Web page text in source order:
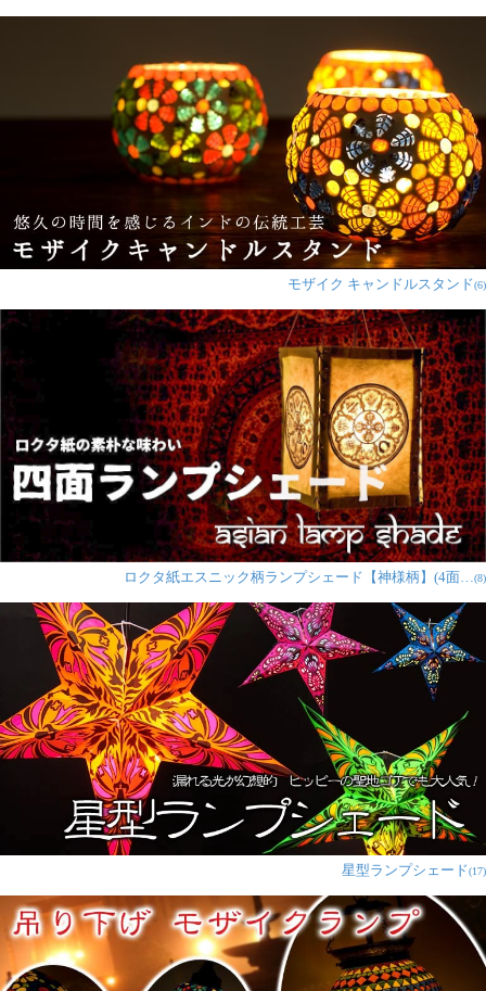
モザイク キャンドルスタンド(6)
ロクタ紙エスニック柄ランプシェード【神様柄】(4面…(8)
星型ランプシェード(17)